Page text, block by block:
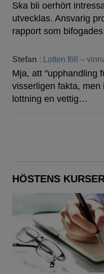
Ska bli oerhört
utvecklas. Ansvarig
rapport som
Stefan : Lotten föll –
Mja, att "upphandling
visserligen fakta,
lottning en vettig…
HÖSTENS